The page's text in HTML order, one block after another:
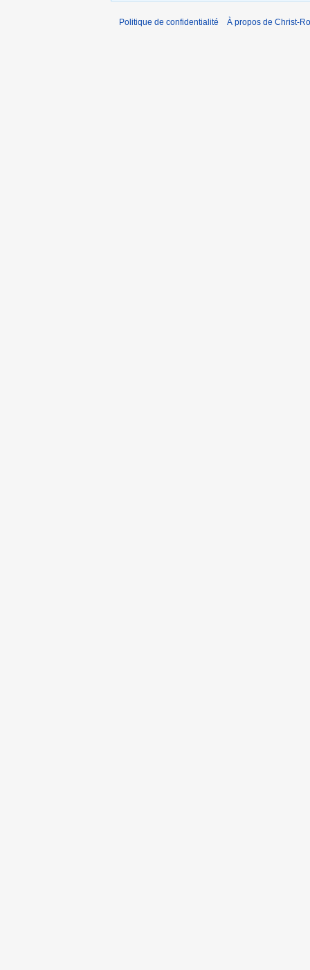
Politique de confidentialité À propos de Christ-